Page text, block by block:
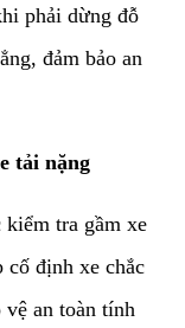
phải dừng đỗ
đảm bảo an
tải nặng
tra gầm xe
cố định xe chắc
vệ an toàn tính